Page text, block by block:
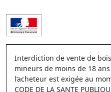
Interdiction de vente de
mineurs de moins de 18
l’acheteur est exigée au
CODE DE LA SANTE